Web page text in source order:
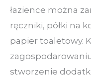
łazience można
ręczniki, półki na
papier toaletowy.
stworzenie